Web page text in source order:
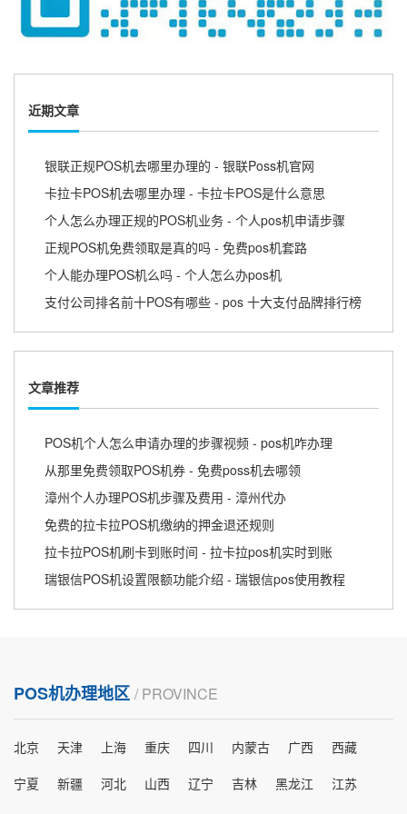
近期文章
银联正规POS机去哪里办理的 - 银联Poss机官网
卡拉卡POS机去哪里办理 - 卡拉卡POS是什么意思
个人怎么办理正规的POS机业务 - 个人pos机申请步骤
正规POS机免费领取是真的吗 - 免费pos机套路
个人能办理POS机么吗 - 个人怎么办pos机
支付公司排名前十POS有哪些 - pos 十大支付品牌排行榜
文章推荐
POS机个人怎么申请办理的步骤视频 - pos机咋办理
从那里免费领取POS机券 - 免费poss机去哪领
漳州个人办理POS机步骤及费用 - 漳州代办
免费的拉卡拉POS机缴纳的押金退还规则
拉卡拉POS机刷卡到账时间 - 拉卡拉pos机实时到账
瑞银信POS机设置限额功能介绍 - 瑞银信pos使用教程
POS机办理地区 / PROVINCE
北京 天津 上海 重庆 四川 内蒙古 广西
西藏
宁夏
新疆 河北 山西 辽宁 吉林 黑龙江
江苏